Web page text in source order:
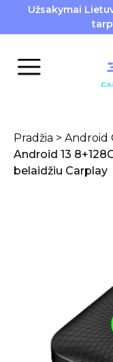
Užsakymai
Pradžia > Android
Android 13
belaidžiu Carplay